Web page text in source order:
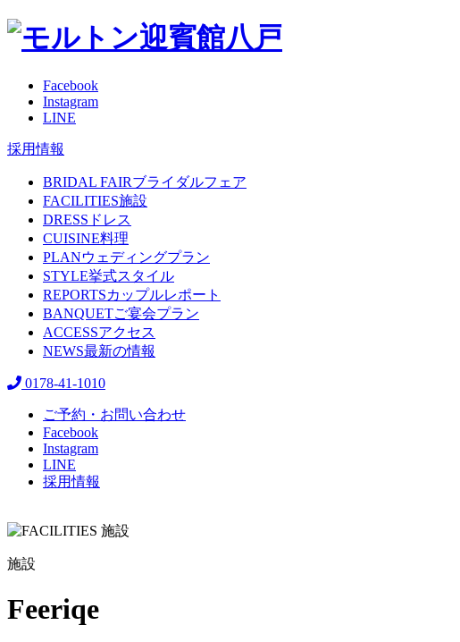
Facebook
Instagram
LINE
採用情報
BRIDAL FAIRブライダルフェア
FACILITIES施設
DRESS ドレス
CUISINE料理
PLANウェディングプラン
STYLE挙式スタイル
REPORTSカップルレポート
BANQUETご宴会プラン
ACCESSアクセス
NEWS最新の情報
0178-41-1010
ご予約・お問い合わせ
Facebook
Instagram
LINE
採用情報
施設
Feeriqe